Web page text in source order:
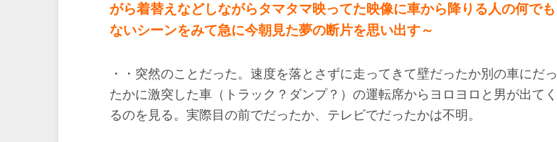
がら着替えなどしながらタマタマ映ってた映像に車から降りる人の何でも
ないシーンをみて急に今朝見た夢の断片を思い出す～
・・突然のことだった。速度を落とさずに走ってきて壁だったか別の車にだっ
たかに激突した車（トラック？ダンプ？）の運転席からヨロヨロと男が出てく
るのを見る。実際目の前でだったか、テレビでだったかは不明。